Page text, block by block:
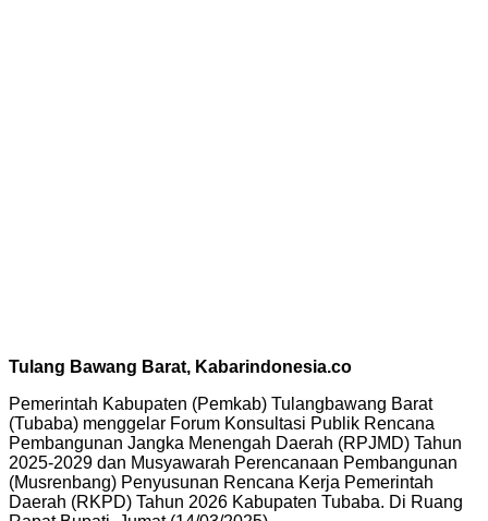
Tulang Bawang Barat, Kabarindonesia.co
Pemerintah Kabupaten (Pemkab) Tulangbawang Barat
(Tubaba) menggelar Forum Konsultasi Publik Rencana
Pembangunan Jangka Menengah Daerah (RPJMD) Tahun
2025-2029 dan Musyawarah Perencanaan Pembangunan
(Musrenbang) Penyusunan Rencana Kerja Pemerintah
Daerah (RKPD) Tahun 2026 Kabupaten Tubaba. Di Ruang